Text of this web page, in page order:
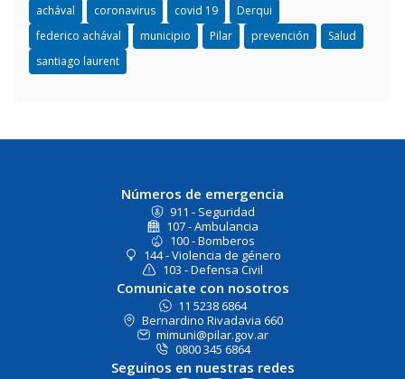
achával coronavirus covid 19
Derqui
federico achával
municipio Pilar prevención
Salud
santiago laurent
Números de emergencia
911 - Seguridad
107 - Ambulancia
100 - Bomberos
144 - Violencia de género
103 - Defensa Civil
Comunicate con nosotros
11 5238 6864
Bernardino Rivadavia 660
mimuni@pilar.gov.ar
0800 345 6864
Seguinos en nuestras redes